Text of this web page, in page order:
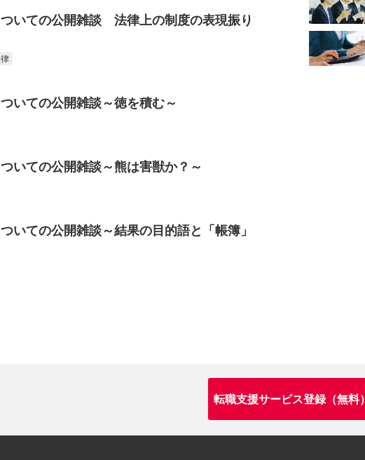
いての公開雑談 法律上の制度の表現振り
いての公開雑談～徳を積む～
いての公開雑談～熊は害獣か？～
いての公開雑談～結果の目的語と「帳簿」
転職支援サービス登録（無料）